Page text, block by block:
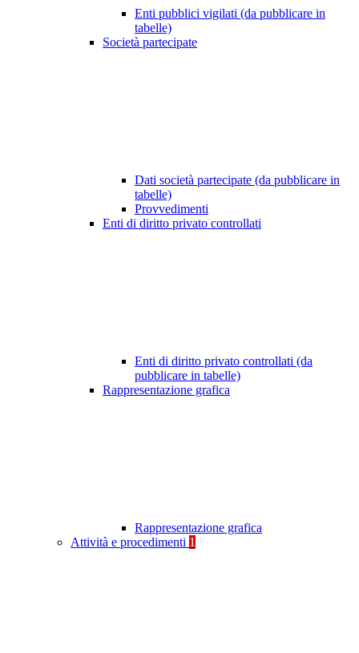
Enti pubblici vigilati (da pubblicare in
tabelle)
Società partecipate
Dati società partecipate (da pubblicare in
tabelle)
Provvedimenti
Enti di diritto privato controllati
Enti di diritto privato controllati (da
pubblicare in tabelle)
Rappresentazione grafica
Rappresentazione grafica
Attività e procedimenti 1